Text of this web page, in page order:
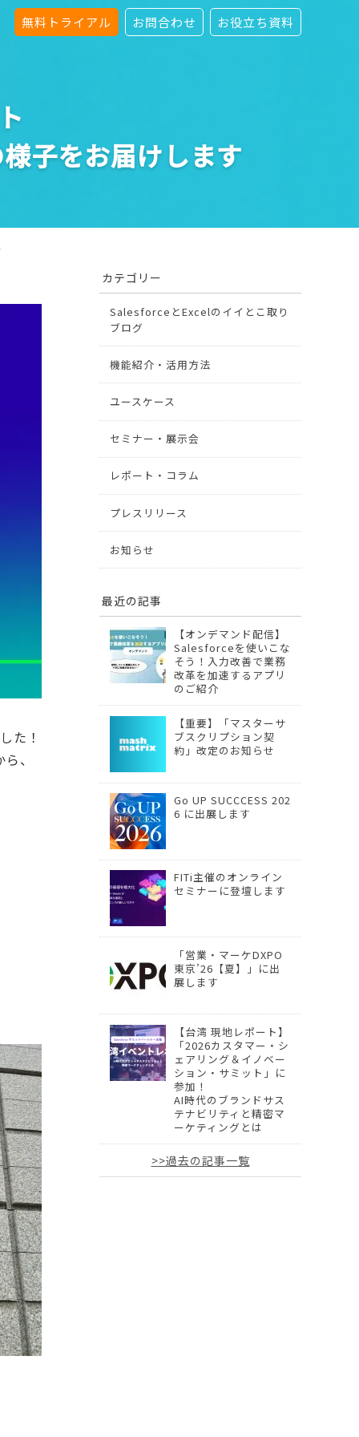
無料トライアル お問合わせ お役立ち資料
子をお届けします
た！
、
カテゴリー
SalesforceとExcelのイイとこ取り
ブログ
機能紹介・活用方法
ユースケース
セミナー・展示会
レポート・コラム
プレスリリース
お知らせ
最近の記事
【オンデマンド配信】
Salesforceを使いこな
そう！入力改善で業務
改革を加速するアプリ
のご紹介
【重要】「マスターサ
ブスクリプション契
約」改定のお知らせ
Go UP SUCCCESS 202
6 に出展します
FITi主催のオンライン
セミナーに登壇します
「営業・マーケDXPO
東京’26【夏】」に出
展します
【台湾 現地レポート】
「2026カスタマー・シ
ェアリング＆イノベー
ション・サミット」に
参加！
AI時代のブランドサス
テナビリティと精密マ
ーケティングとは
>>過去の記事一覧